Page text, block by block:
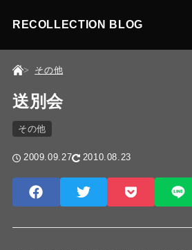
RECOLLECTION BLOG
その他
送別会
その他
2009.09.27 2010.08.23